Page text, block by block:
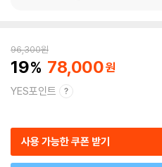
96,300원
19 78,000
YES포인트
사용 가능한 쿠폰 받기